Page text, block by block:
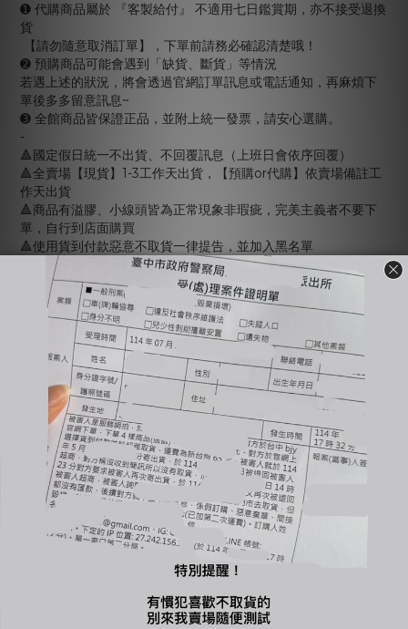
➊ 代購商品屬於 『客製給付』 不適用七日鑑賞期，亦不接受退換
貨
【請勿隨意取消訂單】，下單前請務必確認清楚哦！
➋ 預購商品可能會遇到「缺貨、斷貨」等情況
若遇上述的狀況，將會透過官網訂單訊息或電話通知，再麻煩下
單後多多留意訊息~
➌ 全館商品皆保證正品，並附上統一發票，請安心選購。
-
🔺國定假日統一不出貨、不回覆訊息（上班日會依序回覆）
🔺全賣場【現貨】1-3工作天出貨，【預購or代購】依賣場備註工
作天出貨
🔺商品有溢膠、小線頭皆為正常現象非瑕疵，完美主義者不要下
單，自行到店面購買
🔺使用貨到付款惡意不取貨一律提告，並加入黑名單
🔺賣場商品可以退換貨，需先與客服確認庫存狀況；原商品外包
裝必須保持完整＆吊牌不能拆剪才能退換貨（退換貨須知請詳售
後小卡）
🔺商品一旦下水任何理由皆不接受退換貨
🔍【INSTAGRAM】：bjy_666
🔍【LINE 官方】：@bjy_666
You might also like...